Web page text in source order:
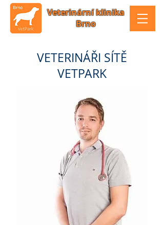
Veterinární klinika
Brno
VETERINÁŘI SÍTĚ
VETPARK